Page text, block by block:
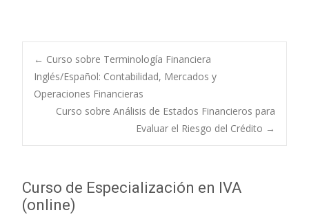
Navegación de
entradas
← Curso sobre Terminología Financiera
Inglés/Español: Contabilidad, Mercados y
Operaciones Financieras
Curso sobre Análisis de Estados Financieros para
Evaluar el Riesgo del Crédito →
Curso de Especialización en IVA
(online)